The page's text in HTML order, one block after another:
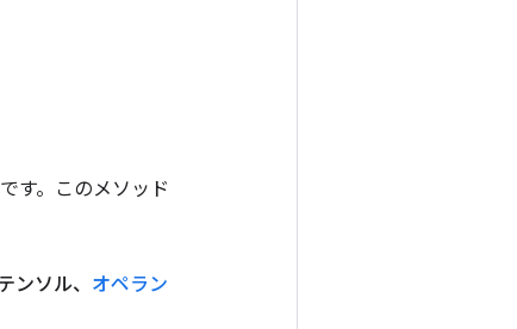
す。このメソッド
ンソル、 オペラン